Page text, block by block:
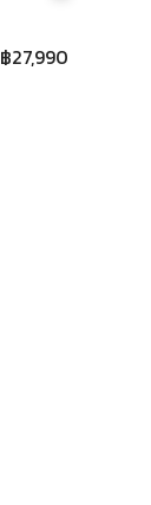
฿27,990